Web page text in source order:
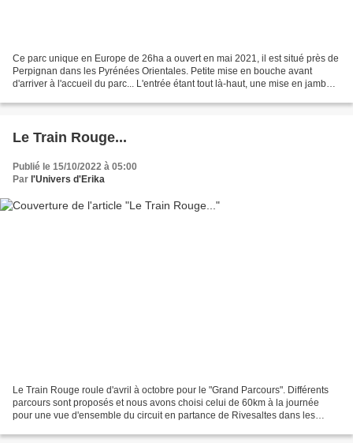
Ce parc unique en Europe de 26ha a ouvert en mai 2021, il est situé près de
Perpignan dans les Pyrénées Orientales. Petite mise en bouche avant
d'arriver à l'accueil du parc... L'entrée étant tout là-haut, une mise en jambe
Le Train Rouge...
Publié le 15/10/2022 à 05:00
Par l'Univers d'Erika
Le Train Rouge roule d'avril à octobre pour le "Grand Parcours". Différents
parcours sont proposés et nous avons choisi celui de 60km à la journée
pour une vue d'ensemble du circuit en partance de Rivesaltes dans les